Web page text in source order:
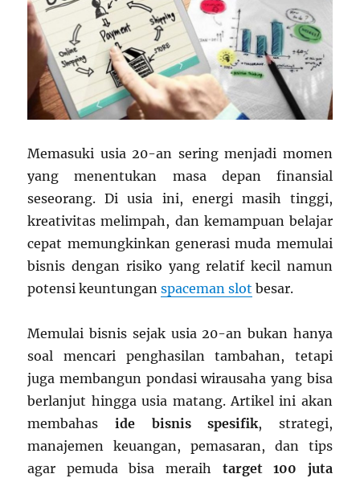
Memasuki usia 20-an sering menjadi momen
yang menentukan masa depan finansial
seseorang. Di usia ini, energi masih tinggi,
kreativitas melimpah, dan kemampuan belajar
cepat memungkinkan generasi muda memulai
bisnis dengan risiko yang relatif kecil namun
potensi keuntunganspaceman slot besar.
Memulai bisnis sejak usia 20-an bukan hanya
soal mencari penghasilan tambahan, tetapi
juga membangun pondasi wirausaha yang bisa
berlanjut hingga usia matang. Artikel ini akan
membahas ide bisnis spesifik, strategi,
manajemen keuangan, pemasaran, dan tips
agar pemuda bisa meraih target 100 juta